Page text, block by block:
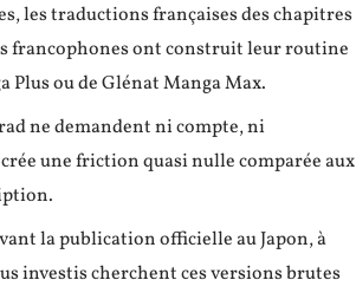
les traductions françaises des chapitres
francophones ont construit leur routine
Plus ou de Glénat Manga Max.
ne demandent ni compte, ni
une friction quasi nulle comparée aux
la publication officielle au Japon, à
investis cherchent ces versions brutes